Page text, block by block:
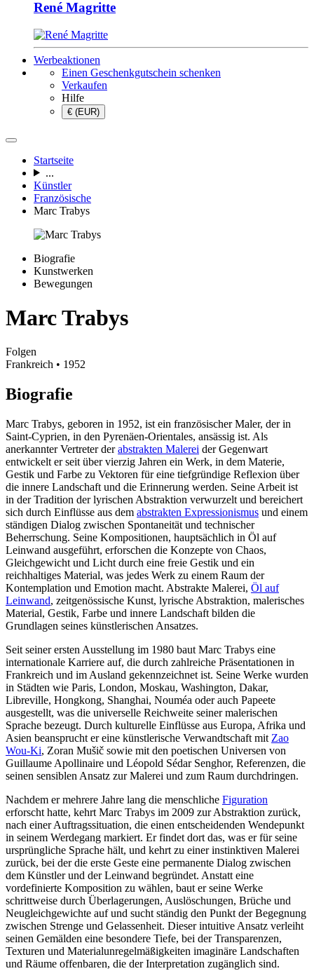
René Magritte
Werbeaktionen
Einen Geschenkgutschein schenken
Verkaufen
Hilfe
€ (EUR)
Startseite
...
Künstler
Französische
Marc Trabys
Biografie
Kunstwerken
Bewegungen
Marc Trabys
Folgen
Frankreich • 1952
Biografie
Marc Trabys, geboren in 1952, ist ein französischer Maler, der in
Saint-Cyprien, in den Pyrenäen-Orientales, ansässig ist. Als
anerkannter Vertreter derabstrakten Malerei der Gegenwart
entwickelt er seit über vierzig Jahren ein Werk, in dem Materie,
Gestik und Farbe zu Vektoren für eine tiefgründige Reflexion über
die innere Landschaft und die Erinnerung werden. Seine Arbeit ist
in der Tradition der lyrischen Abstraktion verwurzelt und bereichert
sich durch Einflüsse aus dem abstrakten Expressionismus und einem
ständigen Dialog zwischen Spontaneität und technischer
Beherrschung. Seine Kompositionen, hauptsächlich in Öl auf
Leinwand ausgeführt, erforschen die Konzepte von Chaos,
Gleichgewicht und Licht durch eine freie Gestik und ein
reichhaltiges Material, was jedes Werk zu einem Raum der
Kontemplation und Emotion macht. Abstrakte Malerei, Öl auf
Leinwand, zeitgenössische Kunst, lyrische Abstraktion, malerisches
Material, Gestik, Farbe und innere Landschaft bilden die
Grundlagen seines künstlerischen Ansatzes.
Seit seiner ersten Ausstellung im 1980 baut Marc Trabys eine
internationale Karriere auf, die durch zahlreiche Präsentationen in
Frankreich und im Ausland gekennzeichnet ist. Seine Werke wurden
in Städten wie Paris, London, Moskau, Washington, Dakar,
Libreville, Hongkong, Shanghai, Nouméa oder auch Papeete
ausgestellt, was die universelle Reichweite seiner malerischen
Sprache bezeugt. Durch kulturelle Einflüsse aus Europa, Afrika und
Asien beansprucht er eine künstlerische Verwandtschaft mit Zao
Wou-Ki, Zoran Mušič sowie mit den poetischen Universen von
Guillaume Apollinaire und Léopold Sédar Senghor, Referenzen, die
seinen sensiblen Ansatz zur Malerei und zum Raum durchdringen.
Nachdem er mehrere Jahre lang die menschliche Figuration
erforscht hatte, kehrt Marc Trabys im 2009 zur Abstraktion zurück,
nach einer Auftragssituation, die einen entscheidenden Wendepunkt
in seinem Werdegang markiert. Er findet dort das, was er für seine
ursprüngliche Sprache hält, und kehrt zu einer instinktiven Malerei
zurück, bei der die erste Geste eine permanente Dialog zwischen
dem Künstler und der Leinwand begründet. Anstatt eine
vordefinierte Komposition zu wählen, baut er seine Werke
schrittweise durch Überlagerungen, Auslöschungen, Brüche und
Neugleichgewichte auf und sucht ständig den Punkt der Begegnung
zwischen Strenge und Gelassenheit. Dieser intuitive Ansatz verleiht
seinen Gemälden eine besondere Tiefe, bei der Transparenzen,
Texturen und Materialunregelmäßigkeiten imaginäre Landschaften
und Räume offenbaren, die der Interpretation zugänglich sind.